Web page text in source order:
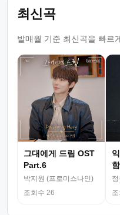
최신곡
발매월 기준 최신곡을 빠르
그대에게 드림 OST
Part.6
박지원 (프로미스나인)
조회수 26